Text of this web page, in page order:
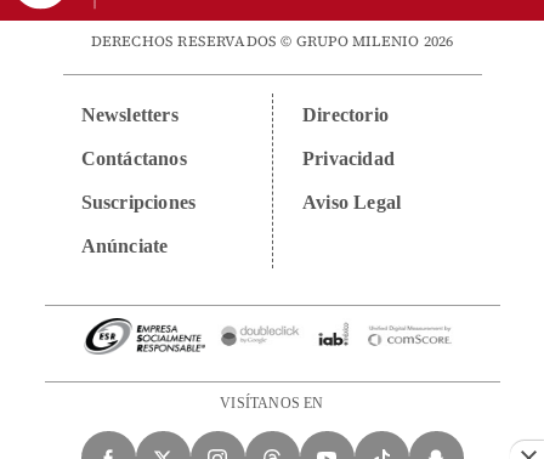
DERECHOS RESERVADOS © GRUPO MILENIO 2026
Newsletters
Contáctanos
Suscripciones
Anúnciate
Directorio
Privacidad
Aviso Legal
VISÍTANOS EN